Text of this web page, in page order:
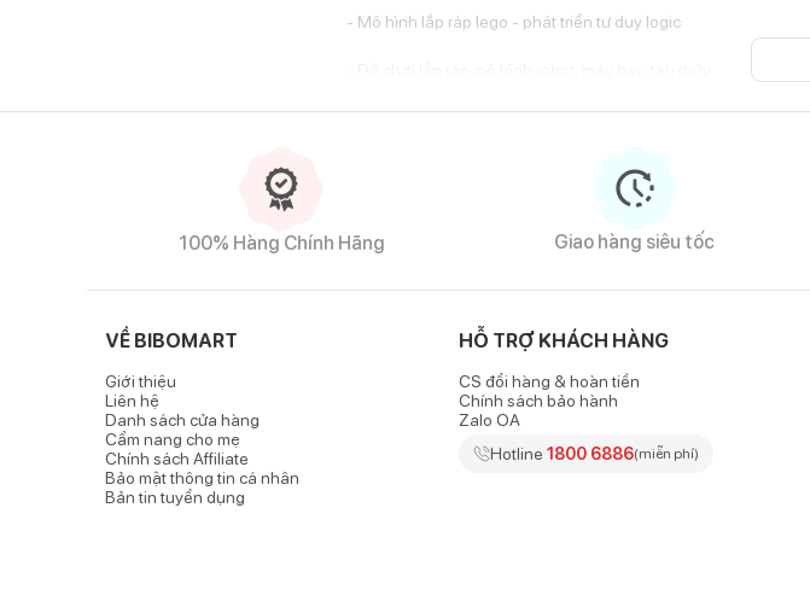
- Mô hình lắp ráp lego - phát triển tư duy logic
- Mô hình nhân vật hoạt hình, siêu anh hùng, nhân vật lịch sử
- Mô hình kiến trúc: thành phố, lâu đài, nhà cửa.
100% Hàng Chính Hãng Giao hàng siêu tốc
VỀ BIBOMART
Giới thiệu
Liên hệ
Danh sách cửa hàng
Cẩm nang cho mẹ
Chính sách Affiliate
Bảo mật thông tin cá nhân
Bản tin tuyển dụng
HỖ TRỢ KHÁCH HÀNG
CS đổi hàng & hoàn tiền
Chính sách bảo hành
Zalo OA
Hotline 1800 6886(miễn phí)